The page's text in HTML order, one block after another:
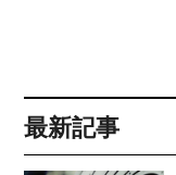
最新記事